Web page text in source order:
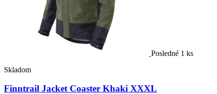
Posledné 1 ks
Skladom
Finntrail Jacket Coaster Khaki XXXL